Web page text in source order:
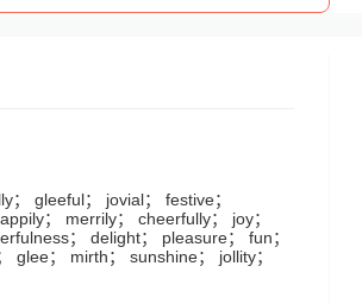
gleeful； jovial； festive；
； merrily； cheerfully； joy；
； delight； pleasure； fun；
glee； mirth； sunshine； jollity；